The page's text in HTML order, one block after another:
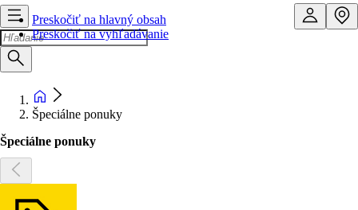
Preskočiť na hlavný obsah
Preskočiť na vyhľadávanie
Špeciálne ponuky
Špeciálne ponuky